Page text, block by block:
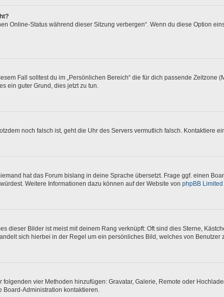
Online-Status während dieser Sitzung verbergen“. Wenn du diese Option
Fall solltest du im „Persönlichen Bereich“ die für dich passende Zeitzone
ein guter Grund, dies jetzt zu tun.
noch falsch ist, geht die Uhr des Servers vermutlich falsch. Kontaktiere
hat das Forum bislang in deine Sprache übersetzt. Frage ggf. einen
Weitere Informationen dazu können auf der Website von phpBB Limited
dieser Bilder ist meist mit deinem Rang verknüpft: Oft sind dies Sterne,
sich hierbei in der Regel um ein persönliches Bild, welches von Benutzer
vier Methoden hinzufügen: Gravatar, Galerie, Remote oder
Board-Administration kontaktieren.